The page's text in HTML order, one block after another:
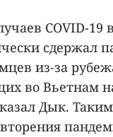
COVID-19
сдержал
из-за
во Вьетнам
Дык.